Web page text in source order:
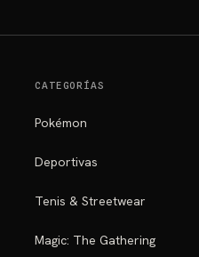
CATEGORÍAS
Pokémon
Deportivas
Tenis & Streetwear
Magic: The Gathering